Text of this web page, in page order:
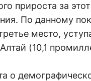
прироста за
По данному
место,
(10,1
о